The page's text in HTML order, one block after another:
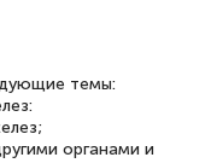
темы:
органами и